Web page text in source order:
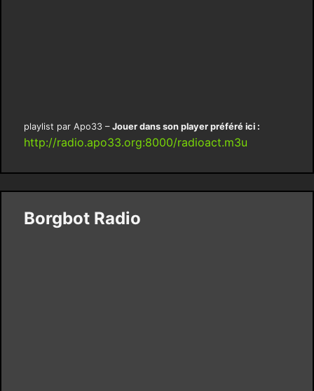
playlist par Apo33 – Jouer dans son player préféré ici :
http://radio.apo33.org:8000/radioact.m3u
Borgbot Radio